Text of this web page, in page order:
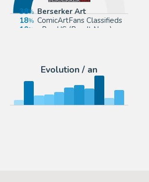
38
Berserker Art
18
ComicArtFans Classifieds
10
eBay US (Buy It Now)
Evolution / an